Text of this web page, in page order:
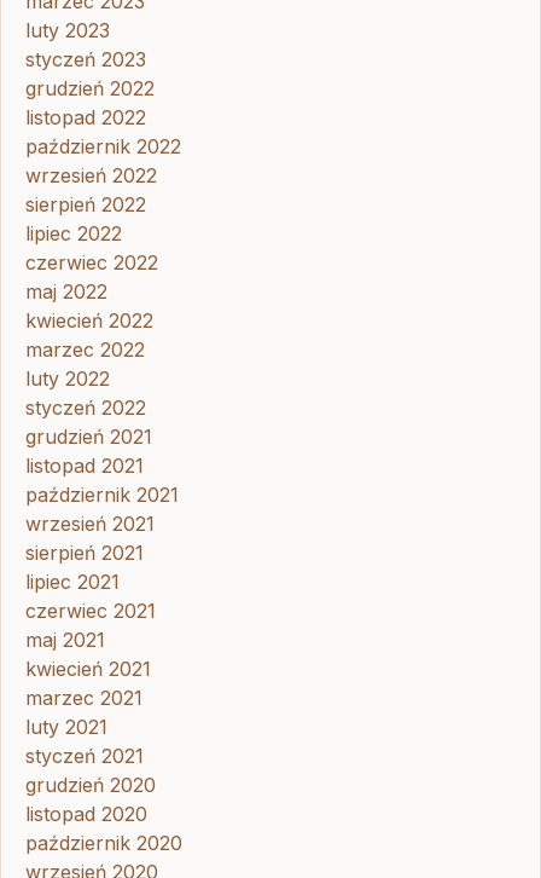
luty 2023
styczeń 2023
grudzień 2022
listopad 2022
październik 2022
wrzesień 2022
sierpień 2022
lipiec 2022
czerwiec 2022
maj 2022
kwiecień 2022
marzec 2022
luty 2022
styczeń 2022
grudzień 2021
listopad 2021
październik 2021
wrzesień 2021
sierpień 2021
lipiec 2021
czerwiec 2021
maj 2021
kwiecień 2021
marzec 2021
luty 2021
styczeń 2021
grudzień 2020
listopad 2020
październik 2020
wrzesień 2020